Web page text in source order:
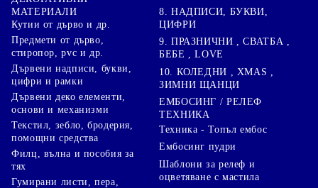
МАТЕРИАЛИ
Кутии от дърво и др.
Предмети от дърво,
стиропор, pvc и др.
Дървени надписи, букви,
цифри и рамки
Дървени деко елементи,
основи и механизми
Текстил, зебло, бродерия,
помощни средства
Филц, вълна и пособия за
тях
Гумирани листи, пера,
8. НАДПИСИ, БУКВИ,
ЦИФРИ
9. ПРАЗНИЧНИ , СВАТБА ,
БЕБЕ , LOVE
10. КОЛЕДНИ , XMAS ,
ЗИМНИ ЩАНЦИ
ЕМБОСИНГ / РЕЛЕФ
ТЕХНИКА
Техника - Топъл ембос
Ембосинг пудри
Шаблони за релеф и
оцветяване с мастила